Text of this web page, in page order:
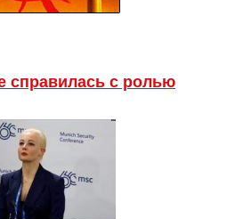
справилась с ролью